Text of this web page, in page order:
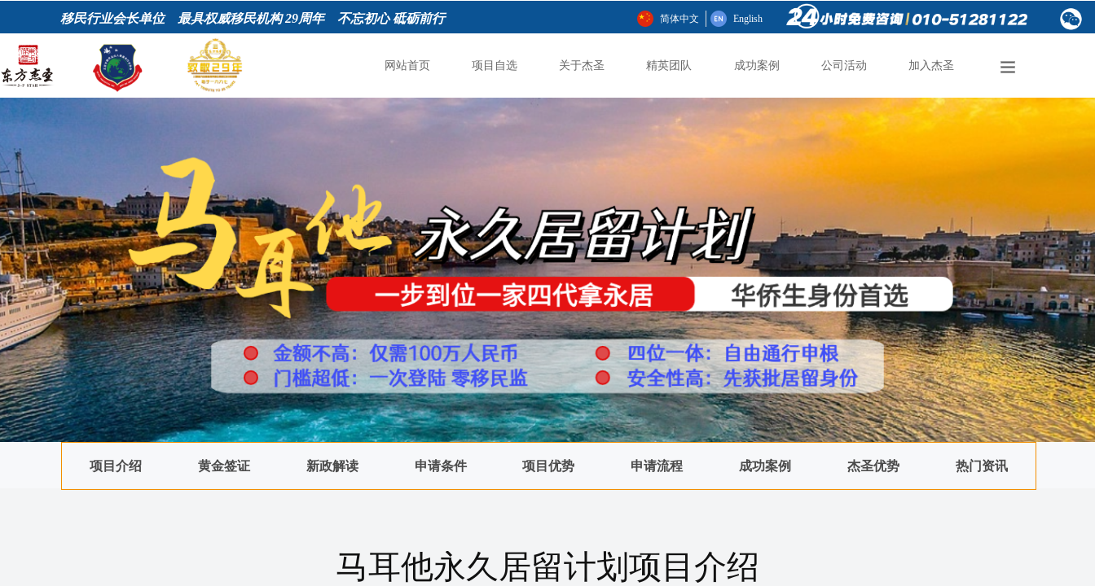
移民行业会长单位 最具权威移民机构29周年 不忘初心 砥砺前行
网站首页 项目自选
项目自选
关于杰圣 精英团队
精英团队
成功案例
成功案例
公司活动
公司活动
加入杰圣
简体中文 English
项目介绍 黄金签证 新政解读 申请条件 项目优势 申请流程 成功案例 杰圣优势 热门资讯
马耳他永久居留计划项目介绍